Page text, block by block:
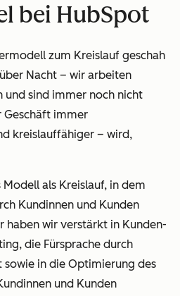
bei HubSpot
zum Kreislauf geschah
Nacht – wir arbeiten
und sind immer noch nicht
Geschäft immer
kreislauffähiger – wird,
als Kreislauf, in dem
Kundinnen und Kunden
haben wir verstärkt in Kunden-
die Fürsprache durch
sowie in die Optimierung des
und Kunden